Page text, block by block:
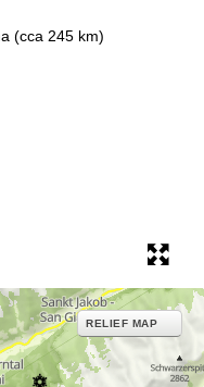
(cca 245 km)
RELIEF MAP